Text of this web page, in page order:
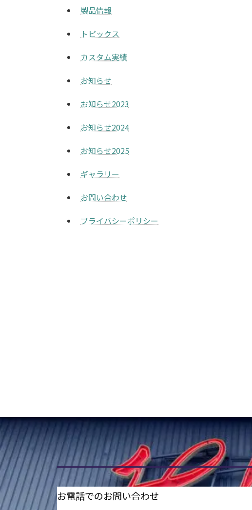
製品情報
トピックス
カスタム実績
お知らせ
お知らせ2023
お知らせ2024
お知らせ2025
ギャラリー
お問い合わせ
プライバシーポリシー
お電話でのお問い合わせ